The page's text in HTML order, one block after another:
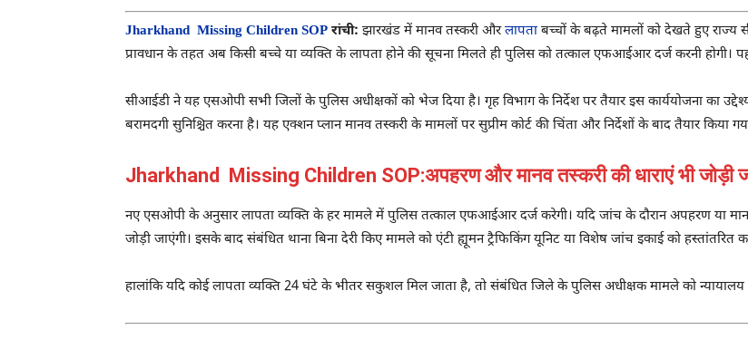
Jharkhand Missing Children SOP रांची: झारखंड में मानव तस्करी औरलापताबच्चों के बढ़ते मामलों को देखते हुए राज्य
प्रावधान के तहत अब किसी बच्चे या व्यक्ति के लापता होने की सूचना मिलते ही पुलिस को तत्काल एफआईआर दर्ज करनी होगी।
सीआईडी ने यह एसओपी सभी जिलों के पुलिस अधीक्षकों को भेज दिया है। गृह विभाग के निर्देश पर तैयार इस कार्ययोजना का
बरामदगी सुनिश्चित करना है। यह एक्शन प्लान मानव तस्करी के मामलों पर सुप्रीम कोर्ट की चिंता और निर्देशों के बाद तैयार किया
Jharkhand Missing Children SOP:अपहरण और मानव तस्करी की धाराएं भी जोड़ी
नए एसओपी के अनुसार लापता व्यक्ति के हर मामले में पुलिस तत्काल एफआईआर दर्ज करेगी। यदि जांच के दौरान अपहरण या
जोड़ी जाएंगी। इसके बाद संबंधित थाना बिना देरी किए मामले को एंटी ह्यूमन ट्रैफिकिंग यूनिट या विशेष जांच इकाई को हस्तांतरित
हालांकि यदि कोई लापता व्यक्ति 24 घंटे के भीतर सकुशल मिल जाता है, तो संबंधित जिले के पुलिस अधीक्षक मामले को